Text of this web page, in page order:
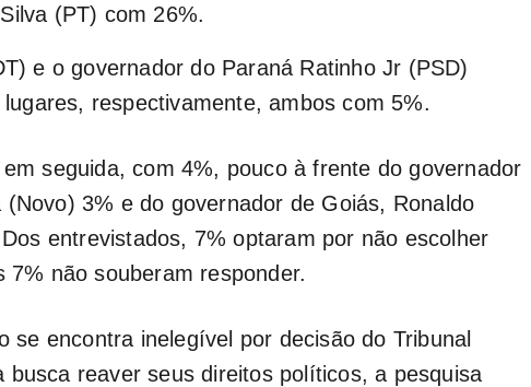
(PT) com 26%.
e o governador do Paraná Ratinho Jr (PSD)
respectivamente, ambos com 5%.
seguida, com 4%, pouco à frente do governador
3% e do governador de Goiás, Ronaldo
entrevistados, 7% optaram por não escolher
não souberam responder.
se encontra inelegível por decisão do Tribunal
busca reaver seus direitos políticos, a pesquisa